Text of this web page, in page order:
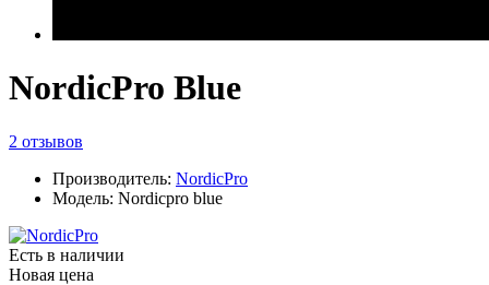
NordicPro Blue
2 отзывов
Производитель: NordicPro
Модель: Nordicpro blue
Есть в наличии
Новая цена